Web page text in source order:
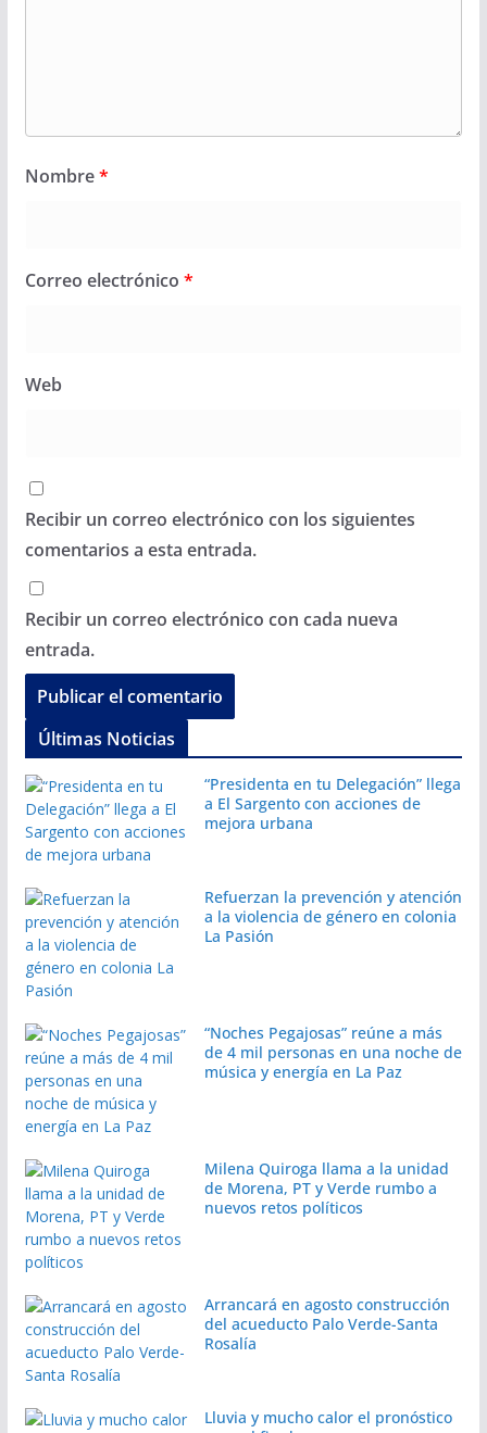
Nombre*
Correo electrónico *
Web
Recibir un correo electrónico con los siguientes
comentarios a esta entrada.
Recibir un correo electrónico con cada nueva
entrada.
Últimas Noticias
“Presidenta en tu Delegación” llega
a El Sargento con acciones de
mejora urbana
Refuerzan la prevención y atención
a la violencia de género en colonia
La Pasión
“Noches Pegajosas” reúne a más
de 4 mil personas en una noche de
música y energía en La Paz
Milena Quiroga llama a la unidad
de Morena, PT y Verde rumbo a
nuevos retos políticos
Arrancará en agosto construcción
del acueducto Palo Verde-Santa
Rosalía
Lluvia y mucho calor el pronóstico